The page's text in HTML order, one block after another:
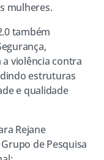
mulheres.
também
violência contra
estruturas
e qualidade
Rejane
de Pesquisa